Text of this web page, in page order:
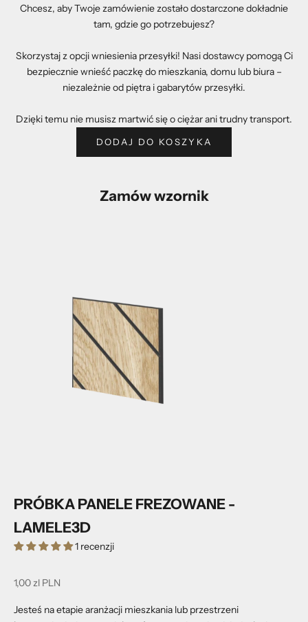
Chcesz, aby Twoje zamówienie zostało dostarczone dokładnie
tam, gdzie go potrzebujesz?
Skorzystaj z opcji wniesienia przesyłki! Nasi dostawcy pomogą Ci
bezpiecznie wnieść paczkę do mieszkania, domu lub biura –
niezależnie od piętra i gabarytów przesyłki.
Dzięki temu nie musisz martwić się o ciężar ani trudny transport.
DODAJ DO KOSZYKA
Zamów wzornik
PRÓBKA PANELE FREZOWANE -
LAMELE3D
1 recenzji
Cena promocyjna
1,00 zl PLN
Jesteś na etapie aranżacji mieszkania lub przestrzeni